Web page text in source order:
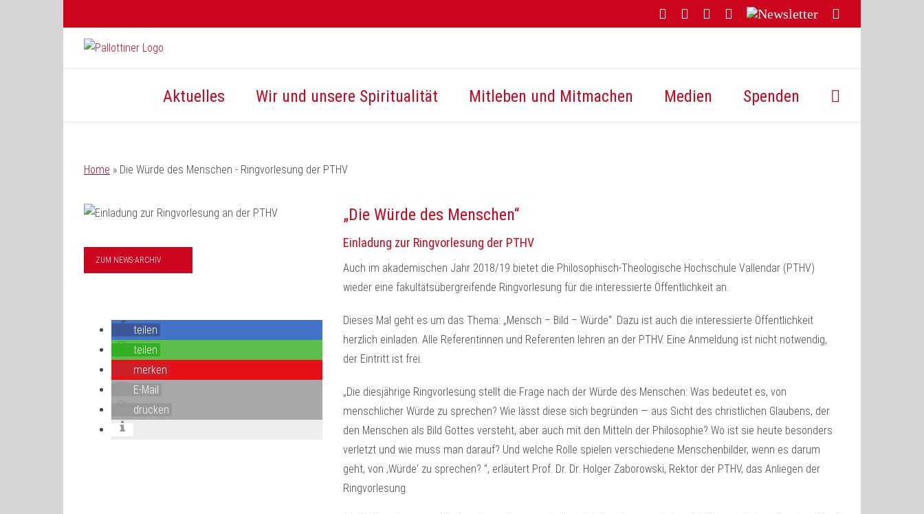
FacebookYouTubeInstagram
Threads
Newsletter
Mail
Aktuelles Wir und unsere Spiritualität Mitleben und Mitmachen Medien Spenden
Home » Die Würde des Menschen - Ringvorlesung der PTHV
ZUM NEWS-ARCHIV
teilen
teilen
merken
E-Mail
drucken
„Die Würde des Menschen“
Einladung zur Ringvorlesung der PTHV
Auch im akademischen Jahr 2018/19 bietet die Philosophisch-Theologische Hochschule Vallendar (PTHV)
wieder eine fakultätsübergreifende Ringvorlesung für die interessierte Öffentlichkeit an.
Dieses Mal geht es um das Thema: „Mensch – Bild – Würde“. Dazu ist auch die interessierte Öffentlichkeit
herzlich einladen. Alle Referentinnen und Referenten lehren an der PTHV. Eine Anmeldung ist nicht notwendig,
der Eintritt ist frei.
„Die diesjährige Ringvorlesung stellt die Frage nach der Würde des Menschen: Was bedeutet es, von
menschlicher Würde zu sprechen? Wie lässt diese sich begründen — aus Sicht des christlichen Glaubens, der
den Menschen als Bild Gottes versteht, aber auch mit den Mitteln der Philosophie? Wo ist sie heute besonders
verletzt und wie muss man darauf? Und welche Rolle spielen verschiedene Menschenbilder, wenn es darum
geht, von ‚Würde‘ zu sprechen? “, erläutert Prof. Dr. Dr. Holger Zaborowski, Rektor der PTHV, das Anliegen der
Ringvorlesung.